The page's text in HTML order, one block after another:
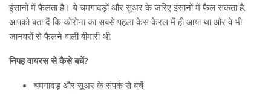
इंसानों में फैलता है। ये चमगादड़ों और सुअर के जरिए इंसानों में फैल सकता है.
आपको बता दें कि कोरोना का सबसे पहला केस केरल में ही आया था और वे भी
जानवरों से फैलने वाली बीमारी थी.
निपह वायरस से कैसे बचें?
चमगादड़ और सूअर के संपर्क से बचें